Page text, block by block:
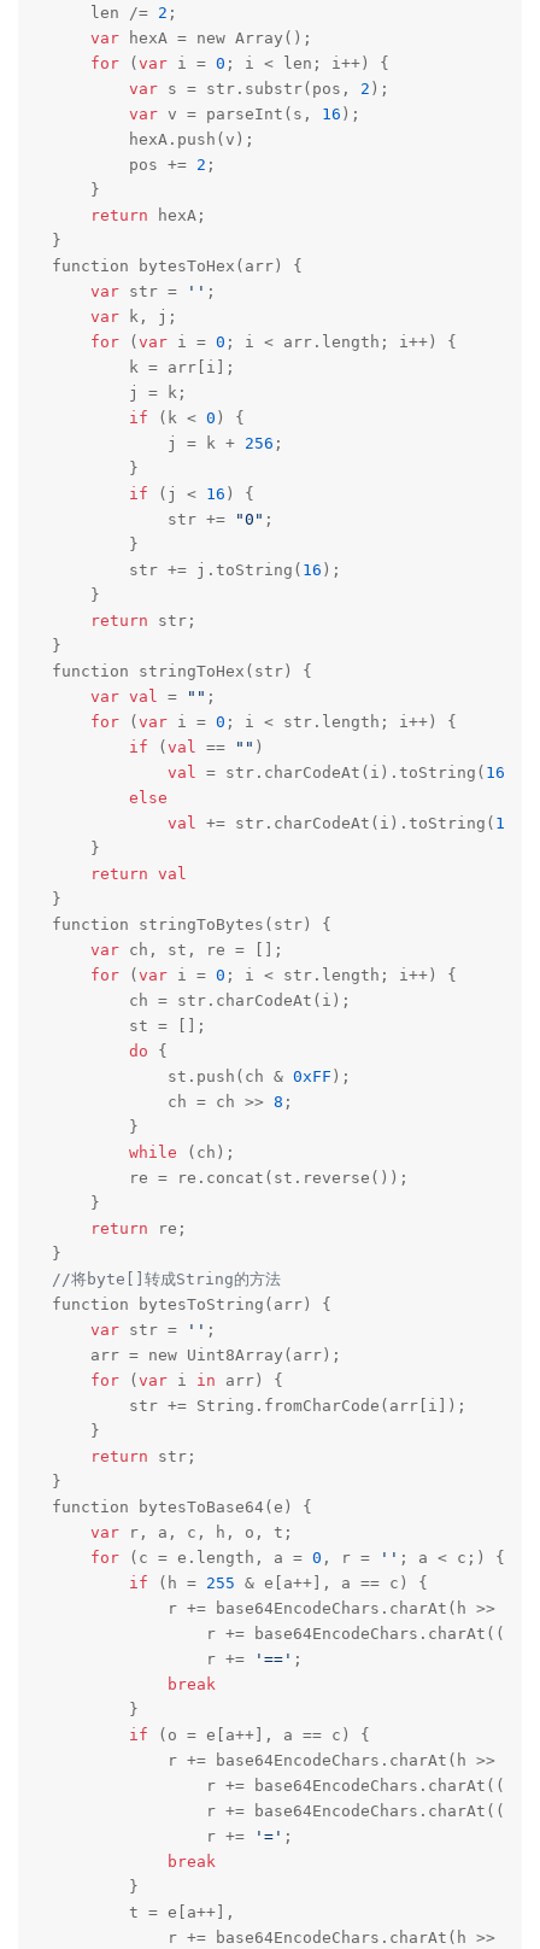
    len /=
2 ;
var hexA = new Array();
for ( var i = 0 ; i < len; i++) {
var s = str.substr(pos, 2 );
var v = parseInt(s, 16 );
        hexA.push(v);
        pos +=
2 ;
    }
return hexA;
}
function bytesToHex(arr) {
var str = '' ;
var k, j;
for ( var i = 0 ; i < arr.length; i++) {
        k = arr[i];
        j = k;
if (k < 0 ) {
            j = k +
256 ;
        }
if (j < 16 ) {
            str +=
"0" ;
        }
        str += j.toString(
16 );
    }
return str;
}
function stringToHex(str) {
var val = "" ;
for ( var i = 0 ; i < str.length; i++) {
if ( val == "" )
val = str.charCodeAt(i).toString( 16
else
val += str.charCodeAt(i).toString( 16
    }
return val
}
function stringToBytes(str) {
var ch, st, re = [];
for ( var i = 0 ; i < str.length; i++) {
        ch = str.charCodeAt(i);
        st = [];
do {
            st.push(ch &
0xFF );
            ch = ch >>
8 ;
        }
while (ch);
        re = re.concat(st.reverse());
    }
return re;
//将byte[]转成String的方法
function bytesToString(arr) {
var str = '' ;
    arr = new Uint8Array(arr);
for ( var i in arr) {
        str += String.fromCharCode(arr[i]);
    }
return str;
}
function bytesToBase64(e) {
var r, a, c, h, o, t;
for (c = e.length, a = 0 , r = '' ; a < c;) {
if (h = 255 & e[a++], a == c) {
            r += base64EncodeChars.charAt(h >>
                r += base64EncodeChars.charAt((
                r +=
'==' ;
break
        }
if (o = e[a++], a == c) {
            r += base64EncodeChars.charAt(h >>
                r += base64EncodeChars.charAt((
                r += base64EncodeChars.charAt((
                r +=
'=' ;
break
        }
        t = e[a++],
            r += base64EncodeChars.charAt(h >>